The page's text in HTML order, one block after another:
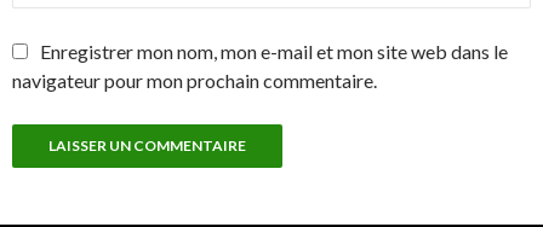
Enregistrer mon nom, mon e-mail et mon site web dans le
navigateur pour mon prochain commentaire.